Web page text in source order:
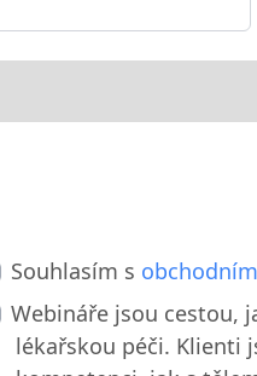
Souhlasím s
Webináře jsou cestou,
lékařskou péči. Klienti